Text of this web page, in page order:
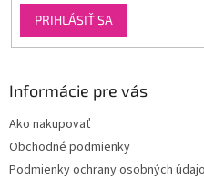
PRIHLÁSIŤ SA
Informácie pre vás
Ako nakupovať
Obchodné podmienky
Podmienky ochrany osobných